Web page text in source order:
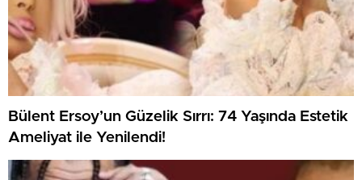
Bülent Ersoy’un Güzelik Sırrı: 74 Yaşında Estetik
Ameliyat ile Yenilendi!